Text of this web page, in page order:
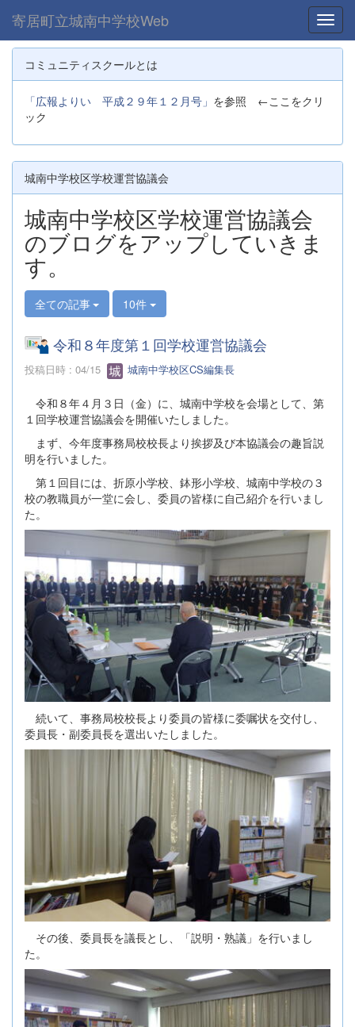
寄居町立城南中学校Web
コミュニティスクールとは
「広報よりい 平成２９年１２月号」 を参照 ←ここをクリ
ック
城南中学校区学校運営協議会
城南中学校区学校運営協議会
のブログをアップしていきま
す。
全ての記事 10件
令和８年度第１回学校運営協議会
投稿日時 : 04/15 城南中学校区CS編集長
令和８年４月３日（金）に、城南中学校を会場として、第
１回学校運営協議会を開催いたしました。
まず、今年度事務局校校長より挨拶及び本協議会の趣旨説
明を行いました。
第１回目には、折原小学校、鉢形小学校、城南中学校の３
校の教職員が一堂に会し、委員の皆様に自己紹介を行いまし
た。
続いて、事務局校校長より委員の皆様に委嘱状を交付し、
委員長・副委員長を選出いたしました。
その後、委員長を議長とし、「説明・熟議」を行いまし
た。